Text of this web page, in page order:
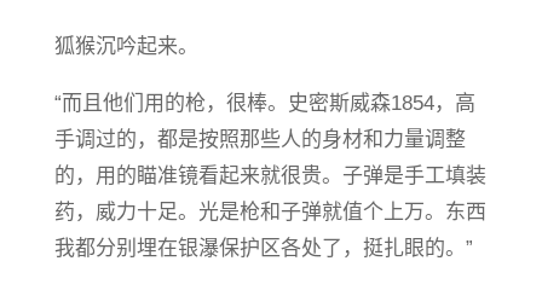
狐猴沉吟起来。
“而且他们用的枪，很棒。史密斯威森1854，高
手调过的，都是按照那些人的身材和力量调整
的，用的瞄准镜看起来就很贵。子弹是手工填装
药，威力十足。光是枪和子弹就值个上万。东西
我都分别埋在银瀑保护区各处了，挺扎眼的。”